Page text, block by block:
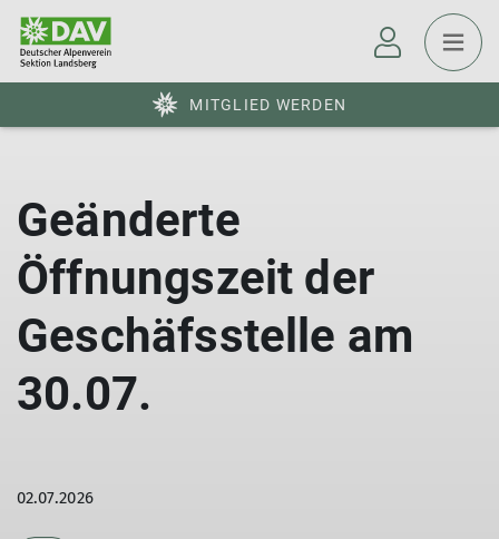
MITGLIED WERDEN
Geänderte
Öffnungszeit der
Geschäfsstelle am
30.07.
02.07.2026